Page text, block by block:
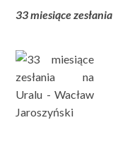
33 miesiące